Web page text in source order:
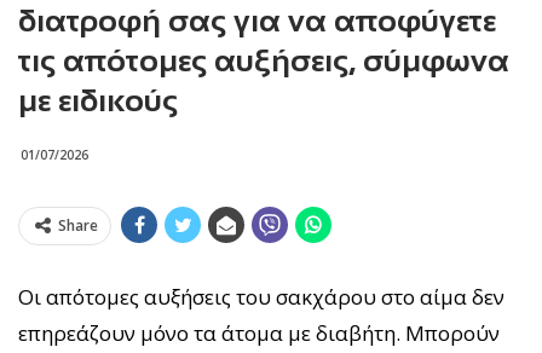
διατροφή σας για να αποφύγετε
τις απότομες αυξήσεις, σύμφωνα
με ειδικούς
01/07/2026
Share
Οι απότομες αυξήσεις του σακχάρου στο αίμα δεν
επηρεάζουν μόνο τα άτομα με διαβήτη. Μπορούν